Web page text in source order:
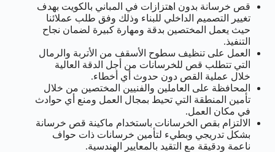
قص خرسانة بدون اهتزازات في المباني بالكويت بهدف
تغيير التصميم الداخلي للبناء وذلك وفق طلب عملائنا
حيث يعمل المختصين بدقة ومهارة كبيرة لضمان نجاح
التنفيذ.
العمل على تنظيف سطوح الأسقف من الأتربة والرمال
التي تتطلب قص للخرسانات من أجل الدقة العالية
خلال عملية القص دون حدوث أي أخطاء.
المحافظة على العاملين والفنيين المختصين من خلال
تأمين المنطقة التي تحيط بمجال العمل ومنع أي حوادث
في مكان العمل.
الالتزام بقص الخرسانات باستخدام ماكينة قص خرسانة
بشكل تدريجي وبطيء لتأمين خرسانات ذات حواف
ناعمة ودقيقة مع التقيد بالمعايير الهندسية.